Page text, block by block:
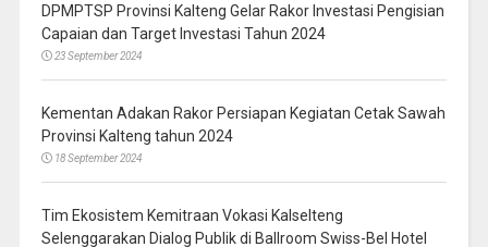
DPMPTSP Provinsi Kalteng Gelar Rakor Investasi Pengisian
Capaian dan Target Investasi Tahun 2024
23 September 2024
Kementan Adakan Rakor Persiapan Kegiatan Cetak Sawah
Provinsi Kalteng tahun 2024
18 September 2024
Tim Ekosistem Kemitraan Vokasi Kalselteng
Selenggarakan Dialog Publik di Ballroom Swiss-Bel Hotel